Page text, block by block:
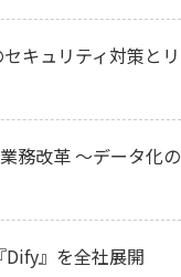
キュリティ対策とリ
務改革 ～データ化の
』を全社展開